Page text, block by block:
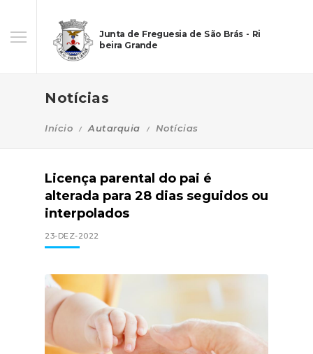
Junta de Freguesia de São Brás - Ri
beira Grande
Notícias
Início Autarquia Notícias
Licença parental do pai é
alterada para 28 dias seguidos ou
interpolados
23-DEZ-2022